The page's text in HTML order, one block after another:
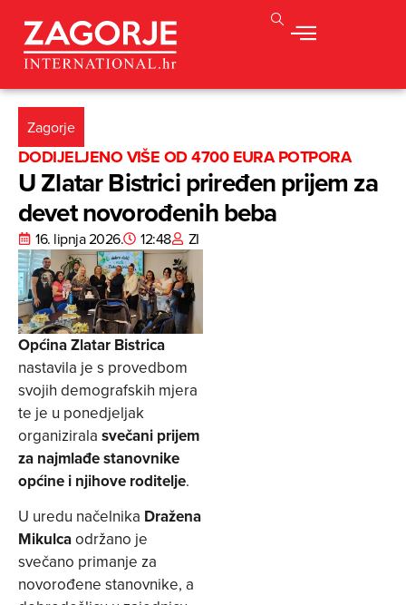
Zagorje
DODIJELJENO VIŠE OD 4700 EURA POTPORA
U Zlatar Bistrici priređen prijem za
devet novorođenih beba
16. lipnja 2026. 12:48 ZI
Općina Zlatar Bistrica
nastavila je s provedbom
svojih demografskih mjera
te je u ponedjeljak
organizirala svečani prijem
za najmlađe stanovnike
općine i njihove roditelje.
U uredu načelnika Dražena
Mikulcaodržano je
svečano primanje za
novorođene stanovnike, a